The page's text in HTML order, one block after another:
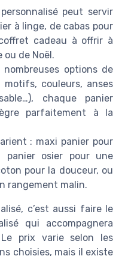
peut servir
à linge, de cabas pour
cadeau à offrir à
ou de Noël.
nombreuses options de
motifs, couleurs, anses
chaque panier
parfaitement à la
: maxi panier pour
panier osier pour une
pour la douceur, ou
rangement malin.
c’est aussi faire le
qui accompagnera
prix varie selon les
choisies, mais il existe